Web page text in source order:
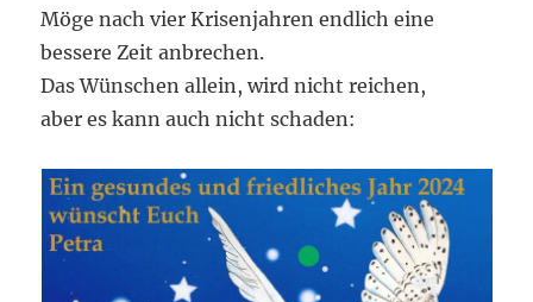
Möge nach vier Krisenjahren endlich eine
bessere Zeit anbrechen.
Das Wünschen allein, wird nicht reichen,
aber es kann auch nicht schaden: